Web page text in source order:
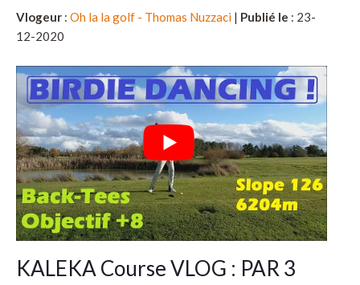
Vlogeur : Oh la la golf - Thomas Nuzzaci | Publié le : 23-
12-2020
KALEKA Course VLOG : PAR 3